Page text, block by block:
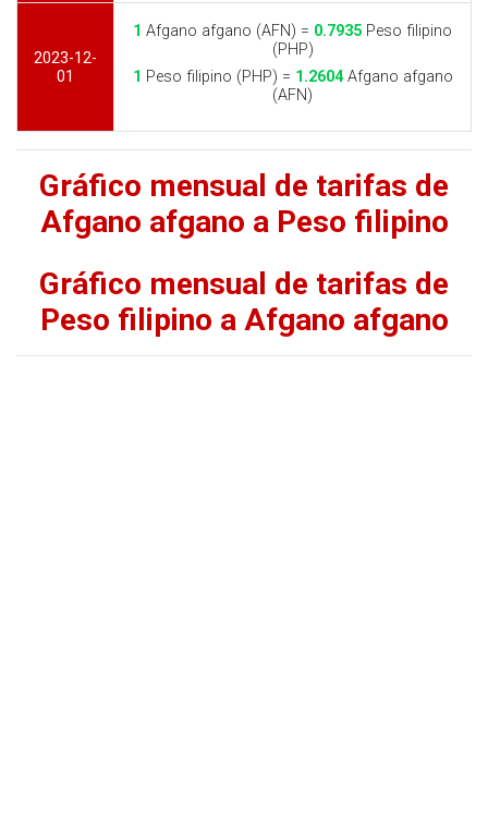
2023-12-
01
1 Afgano afgano (AFN) = 0.7935 Peso filipino
(PHP)
1 Peso filipino (PHP) = 1.2604Afgano afgano
(AFN)
Gráfico mensual de tarifas de
Afgano afgano a Peso filipino
Gráfico mensual de tarifas de
Peso filipino a Afgano afgano